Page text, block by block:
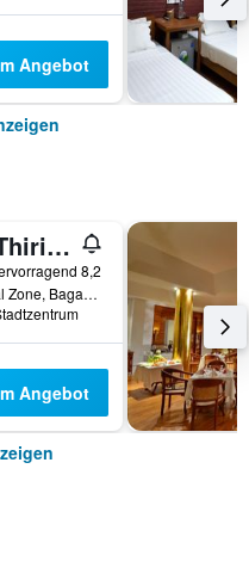
Angebot
Bagan Thiripyitsaya Sanctuary Resort
8,2
Archeological Zone, Bagan, Bagan, Myanmar
Angebot